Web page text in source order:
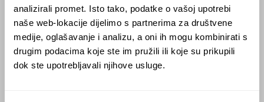
analizirali promet. Isto tako, podatke o vašoj upotrebi
naše web-lokacije dijelimo s partnerima za društvene
medije, oglašavanje i analizu, a oni ih mogu kombinirati s
drugim podacima koje ste im pružili ili koje su prikupili
dok ste upotrebljavali njihove usluge.
Početna
Predavanja